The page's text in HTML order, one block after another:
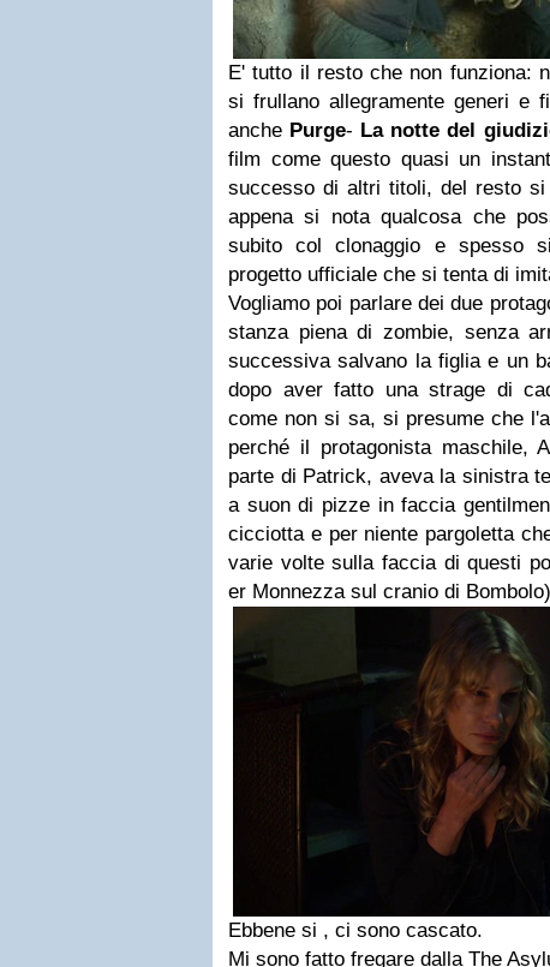
E' tutto il resto che non funziona:
si frullano allegramente generi e
anche Purge- La notte del
film come questo quasi un
successo di altri titoli, del resto
appena si nota qualcosa che
subito col clonaggio e spesso
progetto ufficiale che si tenta di
Vogliamo poi parlare dei due
stanza piena di zombie, senza
successiva salvano la figlia e un
dopo aver fatto una strage di
come non si sa, si presume che
perché il protagonista maschile,
parte di Patrick, aveva la sinistra
a suon di pizze in faccia
cicciotta e per niente pargoletta
varie volte sulla faccia di questi
er Monnezza sul cranio di
Ebbene si , ci sono cascato.
Mi sono fatto fregare dalla The